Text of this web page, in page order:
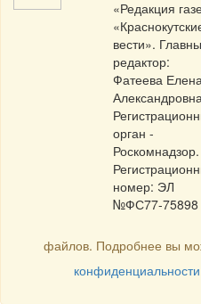
«Редакция
вести».
редактор:
Фатеева
орган -
Роскомнадзор.
номер: ЭЛ
№ФС77-75898
файлов. Подробнее вы
конфиденциальности